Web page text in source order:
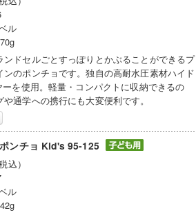
ル
ンドセルごとすっぽりとかぶることができるプ
ンのポンチョです。独自の高耐水圧素材ハイド
ーを使用。軽量・コンパクトに収納できるの
通学への携行にも大変便利です。
ンチョ Kid's 95-125
込）
ル